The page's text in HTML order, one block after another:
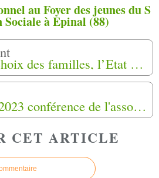
au Foyer des jeunes du S
à Epinal (88)
Quel que soit le choix des familles, l’Etat prendra en charge au cimetière du camp de Saint-Maurice l’Ardoise (30)
Samedi 29 Avril 2023 conférence de l'association GENAFRA à Talence (33)
CET ARTICLE